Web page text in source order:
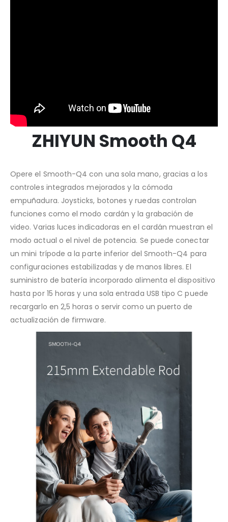
ZHIYUN Smooth Q4
Opere el Smooth-Q4 con una sola mano, gracias a los
controles integrados mejorados y la cómoda
empuñadura. Joysticks, botones y ruedas controlan
funciones como el modo cardán y la grabación de
video. Varias luces indicadoras en el cardán muestran el
modo actual o el nivel de potencia. Se puede conectar
un mini trípode a la parte inferior del Smooth-Q4 para
configuraciones estabilizadas y de manos libres. El
suministro de batería incorporado alimenta el dispositivo
hasta por 15 horas y una sola entrada USB tipo C puede
recargarlo en 2,5 horas o servir como un puerto de
actualización de firmware.